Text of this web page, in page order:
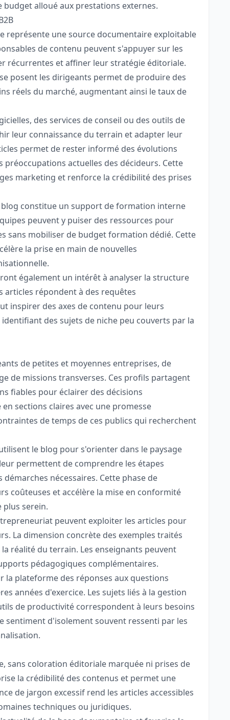
alloué aux prestations externes.
représente une source documentaire exploitable
de contenu peuvent s'appuyer sur les
récurrentes et affiner leur stratégie éditoriale.
posent les dirigeants permet de produire des
réels du marché, augmentant ainsi le taux de
des services de conseil ou des outils de
leur connaissance du terrain et adapter leur
permet de rester informé des évolutions
actuelles des décideurs. Cette
marketing et renforce la crédibilité des prises
constitue un support de formation interne
peuvent y puiser des ressources pour
sans mobiliser de budget formation dédié. Cette
la prise en main de nouvelles
également un intérêt à analyser la structure
répondent à des requêtes
inspirer des axes de contenu pour leurs
des sujets de niche peu couverts par la
de petites et moyennes entreprises, de
de missions transverses. Ces profils partagent
fiables pour éclairer des décisions
sections claires avec une promesse
de temps de ces publics qui recherchent
le blog pour s'orienter dans le paysage
permettent de comprendre les étapes
nécessaires. Cette phase de
coûteuses et accélère la mise en conformité
serein.
peuvent exploiter les articles pour
La dimension concrète des exemples traités
réalité du terrain. Les enseignants peuvent
pédagogiques complémentaires.
plateforme des réponses aux questions
années d'exercice. Les sujets liés à la gestion
de productivité correspondent à leurs besoins
sentiment d'isolement souvent ressenti par les
coloration éditoriale marquée ni prises de
la crédibilité des contenus et permet une
de jargon excessif rend les articles accessibles
techniques ou juridiques.